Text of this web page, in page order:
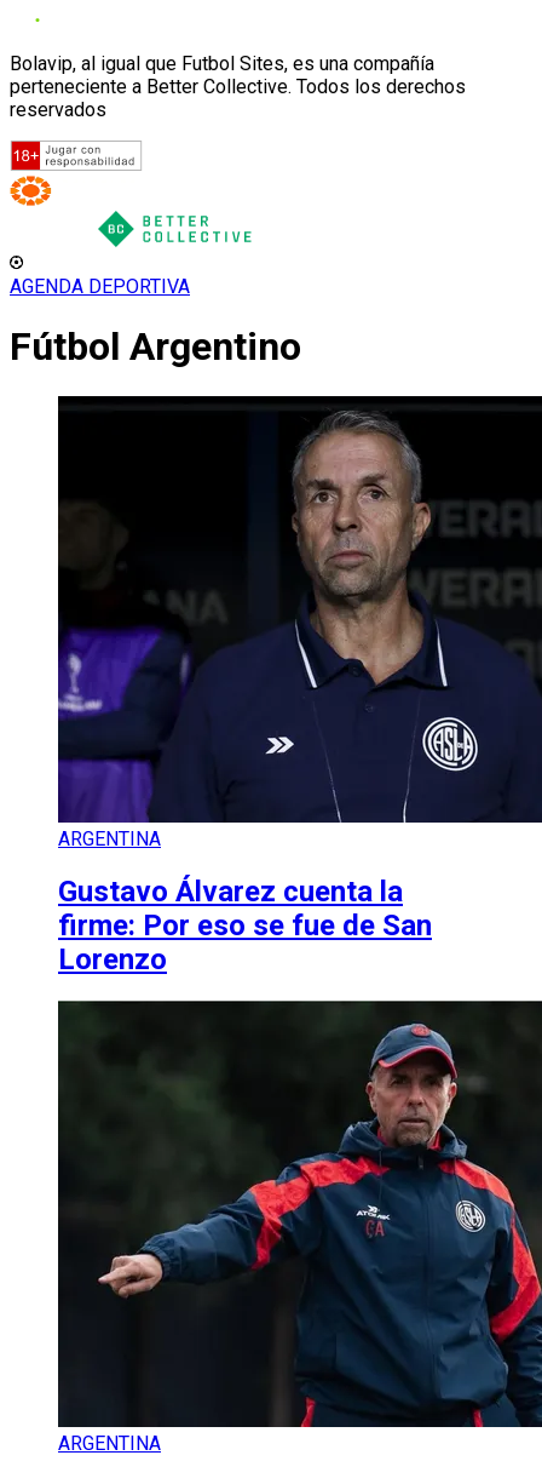
Bolavip, al igual que Futbol Sites, es una compañía
perteneciente a Better Collective. Todos los derechos
reservados
AGENDA DEPORTIVA
Fútbol Argentino
ARGENTINA
Gustavo Álvarez cuenta la
firme: Por eso se fue de San
Lorenzo
ARGENTINA